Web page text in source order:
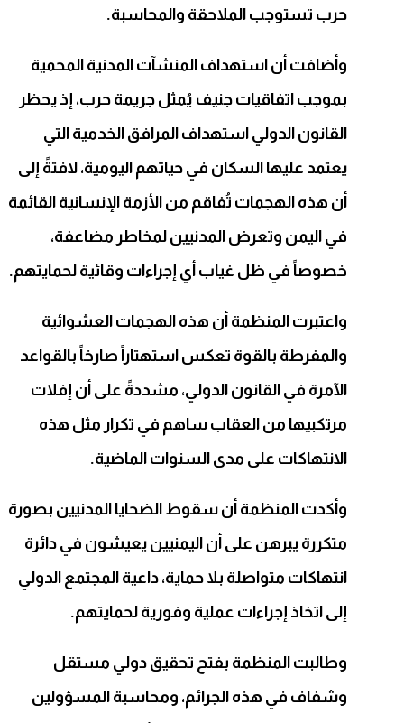
حرب تستوجب الملاحقة والمحاسبة.
وأضافت أن استهداف المنشآت المدنية المحمية
بموجب اتفاقيات جنيف يُمثل جريمة حرب، إذ يحظر
القانون الدولي استهداف المرافق الخدمية التي
يعتمد عليها السكان في حياتهم اليومية، لافتةً إلى
أن هذه الهجمات تُفاقم من الأزمة الإنسانية القائمة
في اليمن وتعرض المدنيين لمخاطر مضاعفة،
خصوصاً في ظل غياب أي إجراءات وقائية لحمايتهم.
واعتبرت المنظمة أن هذه الهجمات العشوائية
والمفرطة بالقوة تعكس استهتاراً صارخاً بالقواعد
الآمرة في القانون الدولي، مشددةً على أن إفلات
مرتكبيها من العقاب ساهم في تكرار مثل هذه
الانتهاكات على مدى السنوات الماضية.
وأكدت المنظمة أن سقوط الضحايا المدنيين بصورة
متكررة يبرهن على أن اليمنيين يعيشون في دائرة
انتهاكات متواصلة بلا حماية، داعية المجتمع الدولي
إلى اتخاذ إجراءات عملية وفورية لحمايتهم.
وطالبت المنظمة بفتح تحقيق دولي مستقل
وشفاف في هذه الجرائم، ومحاسبة المسؤولين